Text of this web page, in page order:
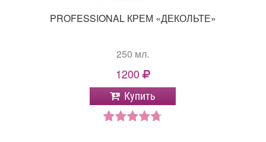
PROFESSIONAL КРЕМ «ДЕКОЛЬТЕ»
250 мл.
1200
Купить